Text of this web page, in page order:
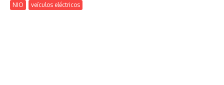
NIO veículos eléctricos